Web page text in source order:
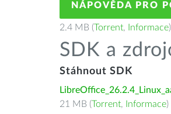
NÁPOVĚDA PRO
2.4 MB (Torrent, Informace)
SDK a
Stáhnout SDK
21 MB (Torrent, Informace)